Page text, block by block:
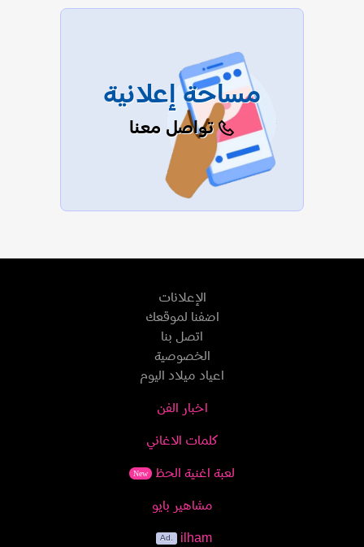
عرض الكل
مساحة إعلانية
تواصل معنا
الإعلانات
اضفنا لموقعك
اتصل بنا
الخصوصية
اعياد ميلاد اليوم
اخبار الفن
كلمات الاغاني
لعبة اغنية الحظ New
مشاهير بايو
ilham